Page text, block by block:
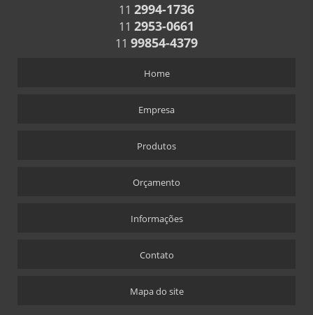
CHAVEIROS COM TRILHO PARA NÚMEROS
ALFINETE QUE ACOMPANHA CRACHÁ
11 2994-1736
11 2953-0661
11 99854-4379
Home
Empresa
Produtos
Orçamento
Informações
Contato
Mapa do site